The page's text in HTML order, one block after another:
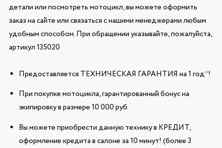
детали или посмотреть мотоцикл, вы можете оформить
заказ на сайте или связаться с нашими менеджерами любым
удобным способом. При обращении указывайте, пожалуйста,
артикул 135020
Предоставляется ТЕХНИЧЕСКАЯ ГАРАНТИЯ на 1 год*!
При покупке мотоцикла, гарантированный бонус на
экипировку в размере 10 000 руб.
Вы можете приобрести данную технику в КРЕДИТ,
оформление кредита в салоне за 10 минут! (более 3